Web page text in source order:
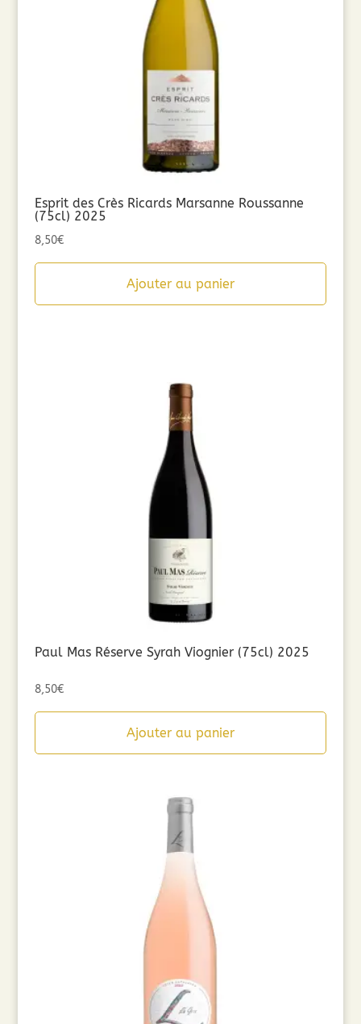
Esprit des Crès Ricards Marsanne Roussanne
(75cl) 2025
8,50€
Ajouter au panier
Paul Mas Réserve Syrah Viognier (75cl) 2025
8,50€
Ajouter au panier